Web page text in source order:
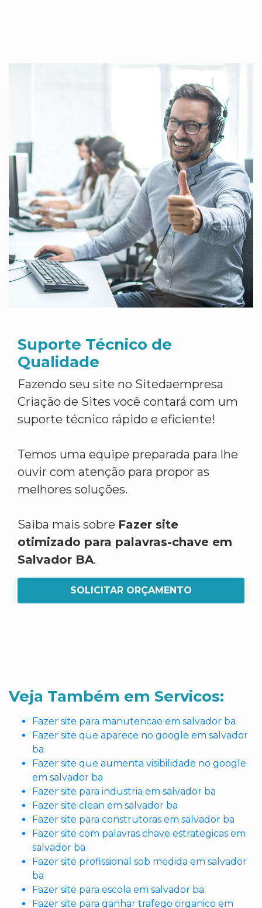
Suporte Técnico de
Qualidade
Fazendo seu site no Sitedaempresa
Criação de Sites você contará com um
suporte técnico rápido e eficiente!
Temos uma equipe preparada para lhe
ouvir com atenção para propor as
melhores soluções.
Saiba mais sobre Fazer site
otimizado para palavras-chave em
Salvador BA.
SOLICITAR ORÇAMENTO
Veja Também em Servicos:
Fazer site para manutencao em salvador ba
Fazer site que aparece no google em salvador
ba
Fazer site que aumenta visibilidade no google
em salvador ba
Fazer site para industria em salvador ba
Fazer site clean em salvador ba
Fazer site para construtoras em salvador ba
Fazer site com palavras chave estrategicas em
salvador ba
Fazer site profissional sob medida em salvador
ba
Fazer site para escola em salvador ba
Fazer site para ganhar trafego organico em